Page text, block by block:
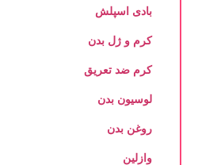
بادی اسپلش
کرم و ژل بدن
کرم ضد تعریق
لوسیون بدن
روغن بدن
وازلین